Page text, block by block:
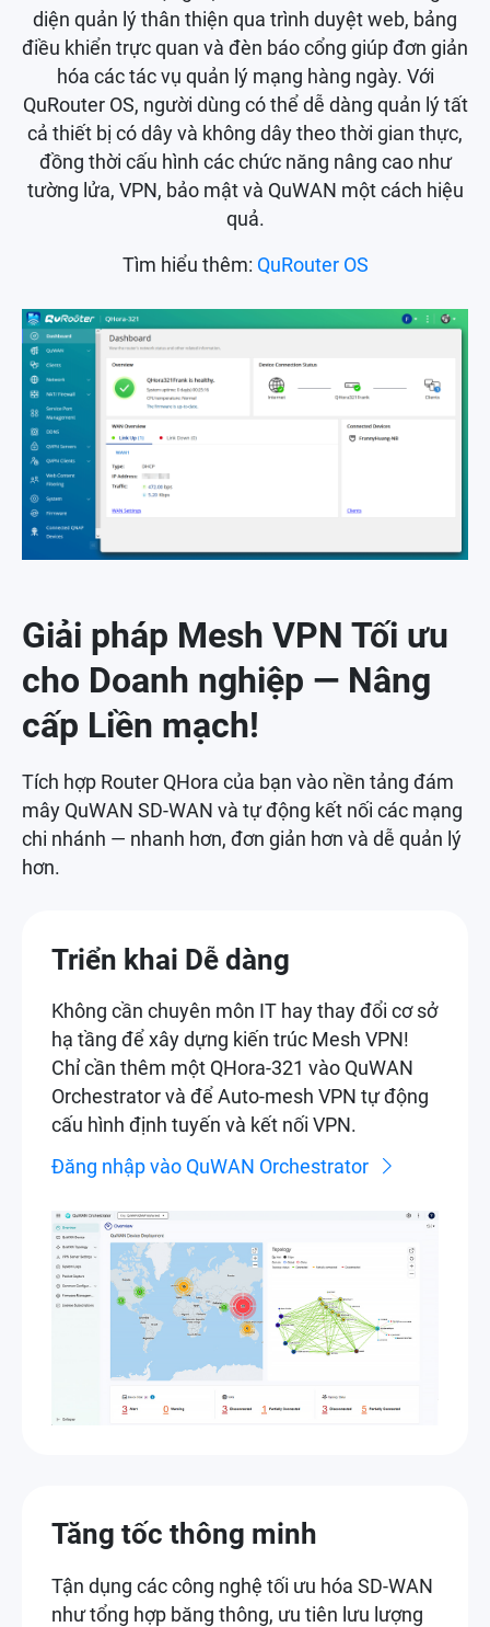
diện quản lý thân thiện qua trình duyệt web, bảng
điều khiển trực quan và đèn báo cổng giúp đơn giản
hóa các tác vụ quản lý mạng hàng ngày. Với
QuRouter OS, người dùng có thể dễ dàng quản lý tất
cả thiết bị có dây và không dây theo thời gian thực,
đồng thời cấu hình các chức năng nâng cao như
tường lửa, VPN, bảo mật và QuWAN một cách hiệu
quả.
Tìm hiểu thêm: QuRouter OS
Giải pháp Mesh VPN Tối ưu
cho Doanh nghiệp — Nâng
cấp Liền mạch!
Tích hợp Router QHora của bạn vào nền tảng đám
mây QuWAN SD-WAN và tự động kết nối các mạng
chi nhánh — nhanh hơn, đơn giản hơn và dễ quản lý
hơn.
Triển khai Dễ dàng
Không cần chuyên môn IT hay thay đổi cơ sở
hạ tầng để xây dựng kiến trúc Mesh VPN!
Chỉ cần thêm một QHora-321 vào QuWAN
Orchestrator và để Auto-mesh VPN tự động
cấu hình định tuyến và kết nối VPN.
Đăng nhập vào QuWAN Orchestrator
Tăng tốc thông minh
Tận dụng các công nghệ tối ưu hóa SD-WAN
như tổng hợp băng thông, ưu tiên lưu lượng